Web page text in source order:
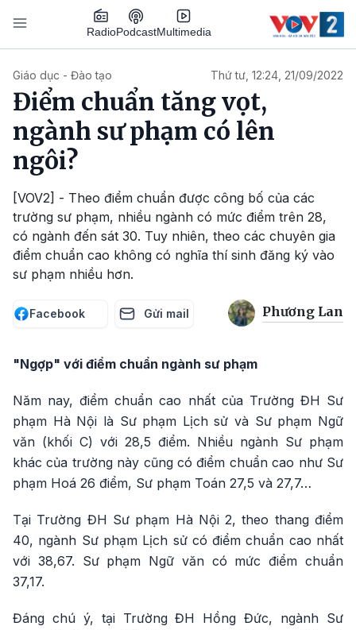
Nhảy đến nội dung
RadioPodcastMultimedia
Giáo dục - Đào tạo Thứ tư, 12:24, 21/09/2022
Điểm chuẩn tăng vọt,
ngành sư phạm có lên
ngôi?
[VOV2] - Theo điểm chuẩn được công bố của các
trường sư phạm, nhiều ngành có mức điểm trên 28,
có ngành đến sát 30. Tuy nhiên, theo các chuyên gia
điểm chuẩn cao không có nghĩa thí sinh đăng ký vào
sư phạm nhiều hơn.
Facebook Gửi mail Phương Lan
"Ngợp" với điểm chuẩn ngành sư phạm
Năm nay, điểm chuẩn cao nhất của Trường ĐH Sư
phạm Hà Nội là Sư phạm Lịch sử và Sư phạm Ngữ
văn (khối C) với 28,5 điểm. Nhiều ngành Sư phạm
khác của trường này cũng có điểm chuẩn cao như Sư
phạm Hoá 26 điểm, Sư phạm Toán 27,5 và 27,7…
Tại Trường ĐH Sư phạm Hà Nội 2, theo thang điểm
40, ngành Sư phạm Lịch sử có điểm chuẩn cao nhất
với 38,67. Sư phạm Ngữ văn có mức điểm chuẩn
37,17.
Đáng chú ý, tại Trường ĐH Hồng Đức, ngành Sư